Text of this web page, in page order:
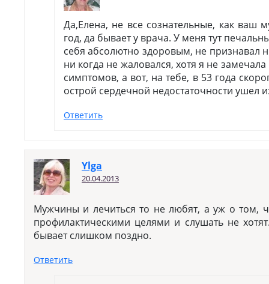
Да,Елена, не все сознательные, как ваш
год, да бывает у врача. У меня тут
себя абсолютно здоровым, не признавал
ни когда не жаловался, хотя я не
симптомов, а вот, на тебе, в 53 года
острой сердечной недостаточности ушел
Ответить
Ylga
20.04.2013
Мужчины и лечиться то не любят, а уж о том,
профилактическими целями и слушать не
бывает слишком поздно.
Ответить